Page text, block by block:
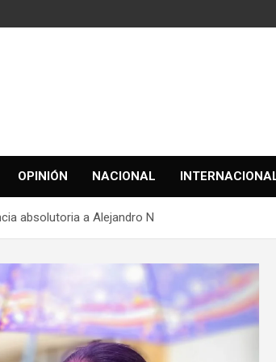
OPINIÓN NACIONAL
absolutoria a Alejandro N